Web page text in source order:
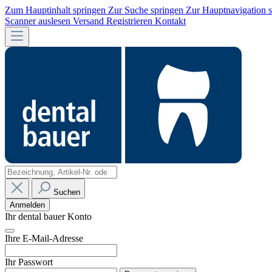
Zum Hauptinhalt springen Zur Suche springen Zur Hauptnavigation
Scanner auslesen Versand Registrieren Kontakt
Suchen
Anmelden
Ihr dental bauer Konto
Ihre E-Mail-Adresse
Ihr Passwort